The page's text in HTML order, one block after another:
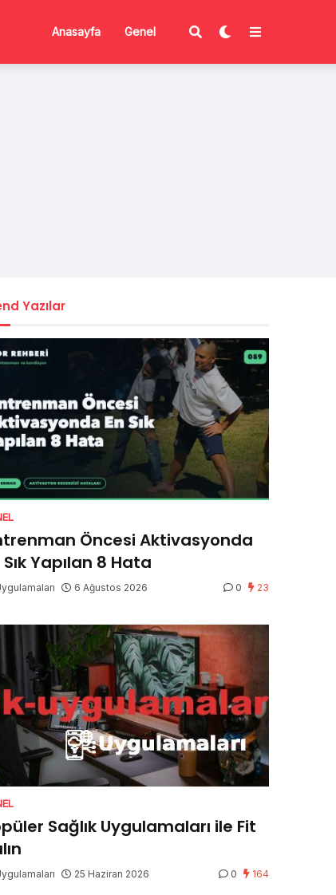
Anasayfa Genel
Yazılar
Öncesi Aktivasyonda
Sık Yapılan 8 Hata
6 Ağustos 2026 0 23
Sağlık Uygulamaları ile Fit
25 Haziran 2026 0 164